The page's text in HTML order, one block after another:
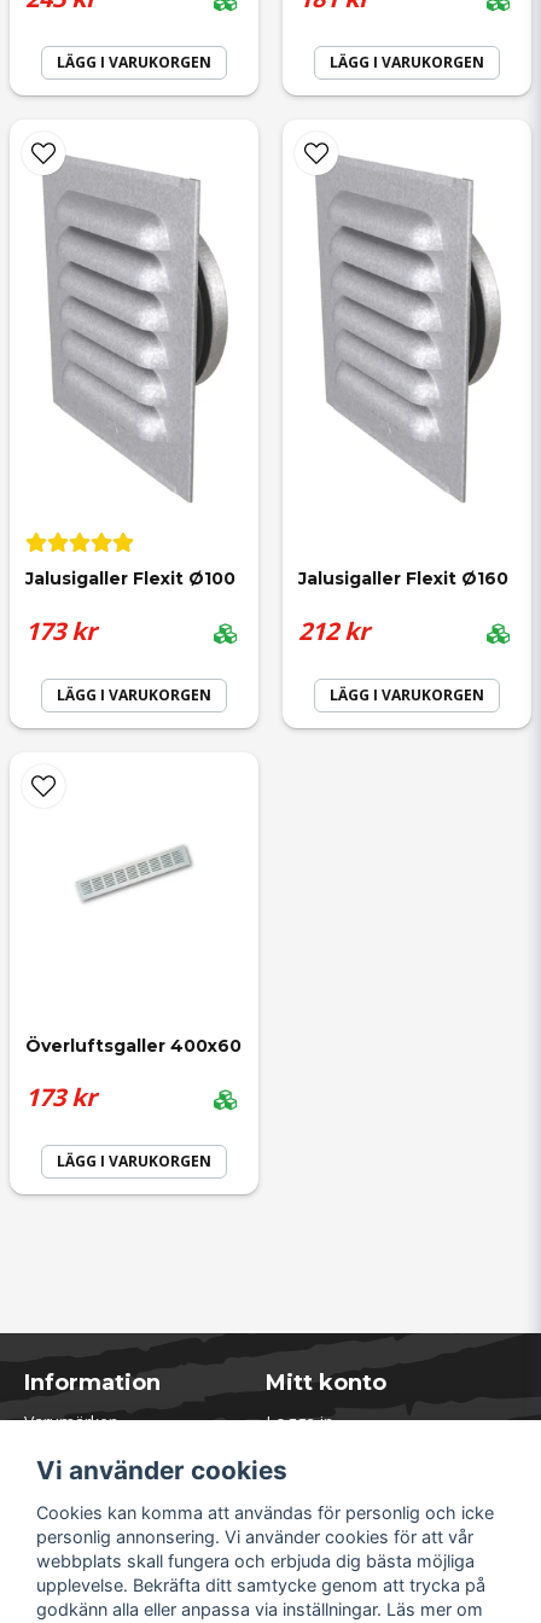
LÄGG I VARUKORGEN LÄGG I VARUKORGEN
Jalusigaller Flexit Ø100
173 kr
LÄGG I VARUKORGEN
Jalusigaller Flexit Ø160
212 kr
LÄGG I VARUKORGEN
Överluftsgaller 400x60
173 kr
LÄGG I VARUKORGEN
Information
Varumärken
Kontakta oss
Öppettider Lager
Om Soliduct
Soliduct & Ventilation.se
Informationssidor
Mitt konto
Logga in
Glömt lösenord?
Vi använder cookies
Cookies kan komma att användas för personlig och icke
personlig annonsering. Vi använder cookies för att vår
webbplats skall fungera och erbjuda dig bästa möjliga
upplevelse. Bekräfta ditt samtycke genom att trycka på
godkänn alla eller anpassa via inställningar. Läs mer om